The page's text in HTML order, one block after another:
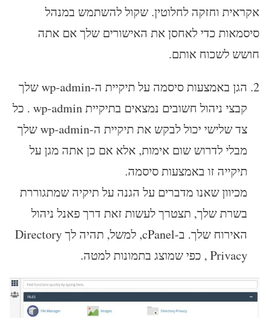
אקראית וחזקה לחלוטין. שקול להשתמש במנהל
סיסמאות כדי לאחסן את האישורים שלך אם אתה
חושש לשכוח אותם.
הגן באמצעות סיסמה על תיקיית ה-wp-admin שלך
קבצי ניהול חשובים נמצאים בתיקיית wp-admin . כל
צד שלישי יכול לבקש את תיקיית ה-wp-admin שלך
מבלי לדרוש שום אימות, אלא אם כן אתה מגן על
תיקייה זו באמצעות סיסמה.
מכיוון שאנו מדברים על הגנה על תיקיה שמתגוררת
בשרת שלך, תצטרך לעשות זאת דרך פאנל ניהול
האירוח שלך. ב-cPanel, למשל, תהיה לך Directory
Privacy , כפי שמוצג בתמונות למטה.